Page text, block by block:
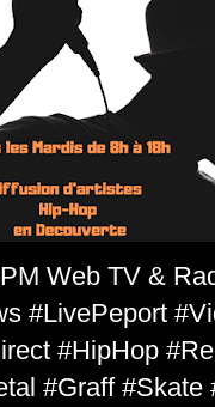
Web TV &
#LivePeport
#HipHop
#Graff #Skate